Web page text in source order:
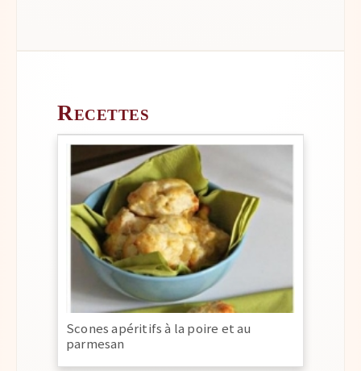
Recettes
Scones apéritifs à la poire et au
parmesan